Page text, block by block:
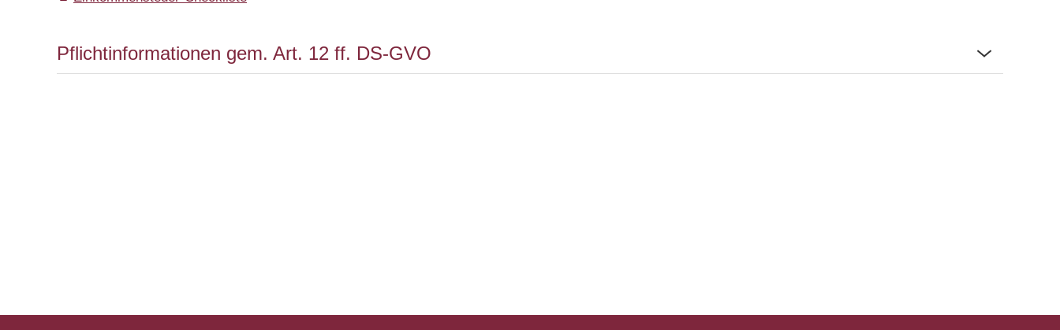
Pflichtinformationen gem. Art. 12 ff. DS-GVO